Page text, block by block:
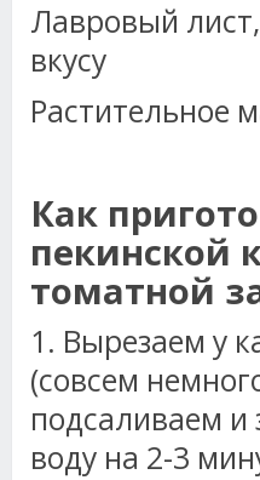
Лавровый
вкусу
Растительное
Как
пекинской
томатной
1. Вырезаем у
(совсем
подсаливаем
воду на 2-3